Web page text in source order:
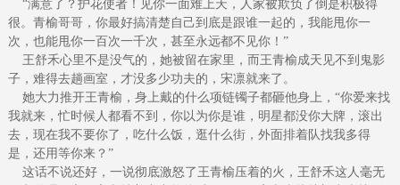
“满意了？护花使者！见你一面难上天，人家被欺负了倒是积极得
很。青榆哥哥，你最好搞清楚自己到底是跟谁一起的，我能甩你一
次，也能甩你一百次一千次，甚至永远都不见你！”
王舒禾心里不是没气的，她被留在家里，而王青榆成天见不到鬼影
子，难得去趟画室，才没多少功夫的，宋凛就来了。
她大力推开王青榆，身上戴的什么项链镯子都砸他身上，“你爱来找
我就来，忙时候人都看不到，你以为你是谁，明星都没你大牌，滚出
去，现在我不要你了，吃什么饭，逛什么街，外面排着队找我多得
是，还用等你来？”
这话不说还好，一说彻底激怒了王青榆压着的火，王舒禾这人毫无